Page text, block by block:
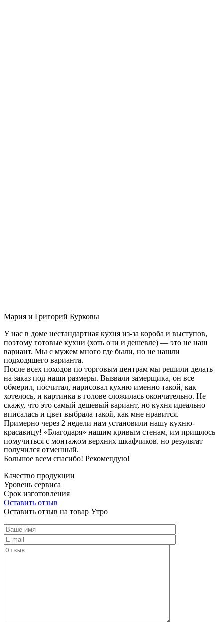
Мария и Григорий Бурковы
У нас в доме нестандартная кухня из-за короба и выступов,
поэтому готовые кухни (хоть они и дешевле) — это не наш
вариант. Мы с мужем много где были, но не нашли
подходящего варианта.
После всех походов по торговым центрам мы решили делать
на заказ под наши размеры. Вызвали замерщика, он все
обмерил, посчитал, нарисовал кухню именно такой, как
хотелось, и картинка в голове сложилась окончательно. Не
скажу, что это самый дешевый вариант, но кухня идеально
вписалась и цвет выбрала такой, как мне нравится.
Примерно через 2 недели нам установили нашу кухню-
красавицу! «Благодаря» нашим кривым стенам, им пришлось
помучиться с монтажом верхних шкафчиков, но результат
получился отменный.
Большое всем спасибо! Рекомендую!
Качество продукции
Уровень сервиса
Срок изготовления
Оставить отзыв
Оставить отзыв на товар Утро